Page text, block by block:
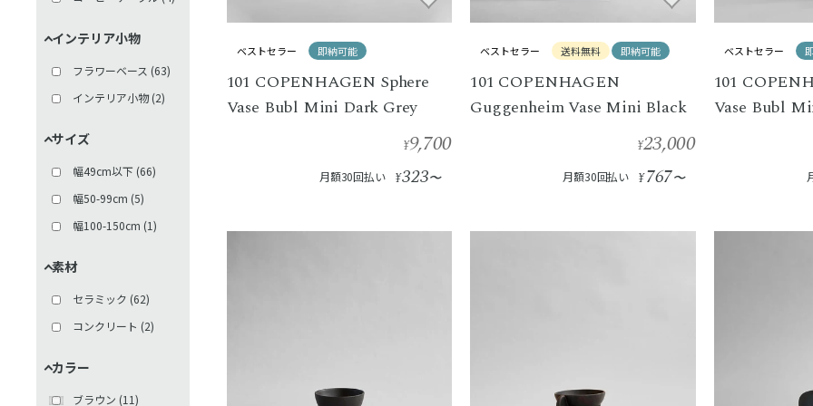
インテリア小物
フラワーベース (63)
インテリア小物 (2)
サイズ
幅49cm以下 (66)
幅50-99cm (5)
幅100-150cm (1)
素材
セラミック (62)
コンクリート (2)
カラー
ブラウン (11)
ベストセラー 即納可能
101 COPENHAGEN Sphere
Vase Bubl Mini Dark Grey
¥9,700
月額30回払い ¥323〜
ベストセラー 送料無料 即納可能
101 COPENHAGEN
Guggenheim Vase Mini Black
¥23,000
月額30回払い ¥767〜
ベストセラー
101
Vase Bubl